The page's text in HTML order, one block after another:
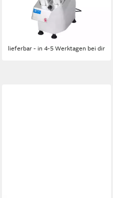
Leistung
Betriebsart
mtl. in 36 Raten
lieferbar - in 4-5 Werktagen bei dir